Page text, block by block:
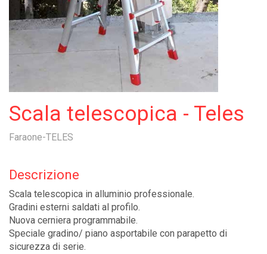
Scala telescopica - Teles
Faraone-TELES
Descrizione
Scala telescopica in alluminio professionale.
Gradini esterni saldati al profilo.
Nuova cerniera programmabile.
Speciale gradino/ piano asportabile con parapetto di
sicurezza di serie.